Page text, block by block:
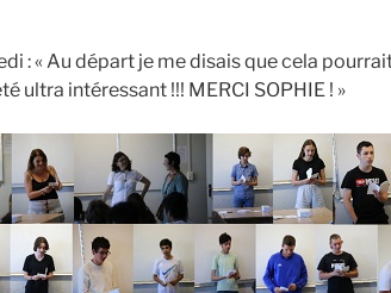
: « Au départ je me disais que cela
ultra intéressant !!! MERCI SOPHIE ! »